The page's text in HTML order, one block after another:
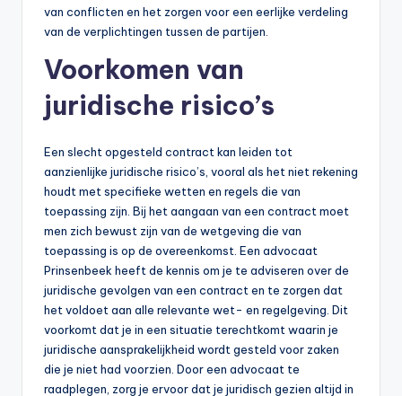
van conflicten en het zorgen voor een eerlijke verdeling
van de verplichtingen tussen de partijen.
Voorkomen van
juridische risico’s
Een slecht opgesteld contract kan leiden tot
aanzienlijke juridische risico’s, vooral als het niet rekening
houdt met specifieke wetten en regels die van
toepassing zijn. Bij het aangaan van een contract moet
men zich bewust zijn van de wetgeving die van
toepassing is op de overeenkomst. Een advocaat
Prinsenbeek heeft de kennis om je te adviseren over de
juridische gevolgen van een contract en te zorgen dat
het voldoet aan alle relevante wet- en regelgeving. Dit
voorkomt dat je in een situatie terechtkomt waarin je
juridische aansprakelijkheid wordt gesteld voor zaken
die je niet had voorzien. Door een advocaat te
raadplegen, zorg je ervoor dat je juridisch gezien altijd in